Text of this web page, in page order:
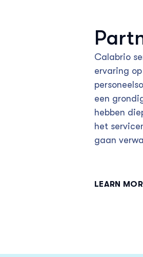
Calabrio
ervaring
een
hebben
het
gaan
LEARN